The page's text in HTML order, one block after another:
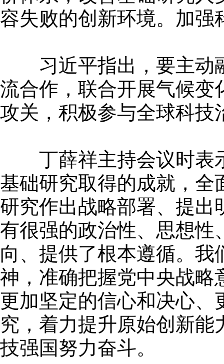
容失败的创新环境。加强
习近平指出，要主动
流合作，联合开展气候变
攻关，积极参与全球科技
丁薛祥主持会议时表
基础研究取得的成就，全
研究作出战略部署、提出
有很强的政治性、思想性
向、提供了根本遵循。
神，准确把握党中央战略
更加坚定的信心和决心、
究，着力提升原始创新
技强国努力奋斗。